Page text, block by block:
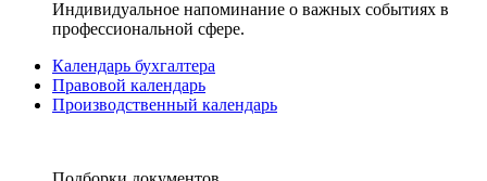
Индивидуальное напоминание о важных событиях в
профессиональной сфере.
Календарь бухгалтера
Правовой календарь
Производственный календарь